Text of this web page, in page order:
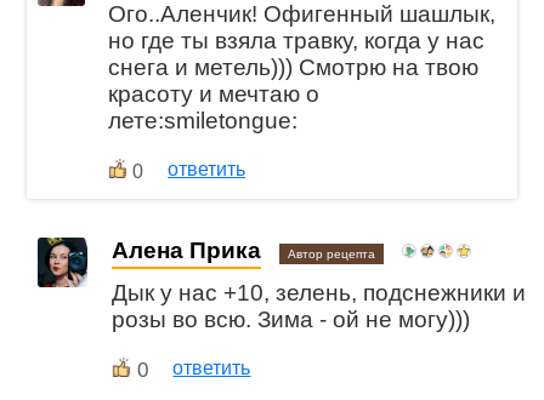
Ого..Аленчик! Офигенный шашлык,
но где ты взяла травку, когда у нас
снега и метель))) Смотрю на твою
красоту и мечтаю о
лете:smiletongue:
0 ответить
Алена Прика Автор рецепта
Дык у нас +10, зелень, подснежники и
розы во всю. Зима - ой не могу)))
0 ответить